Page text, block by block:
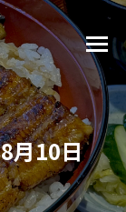
月10日